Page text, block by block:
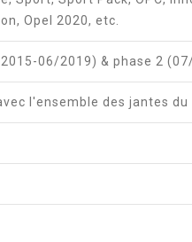
Opel 2020, etc.
06/2019) & phase 2
l'ensemble des jantes du